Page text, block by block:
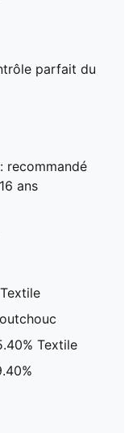
parfait du
recommandé
ans
Textile